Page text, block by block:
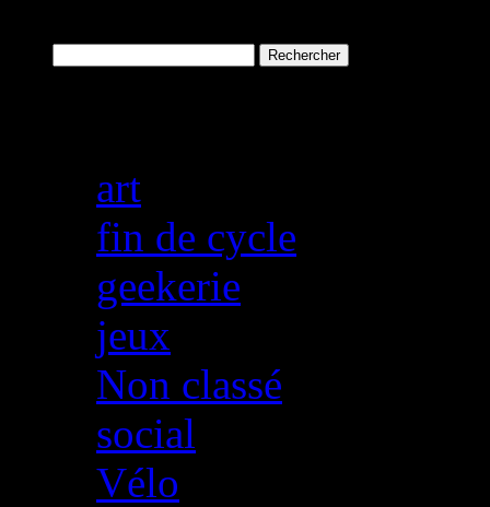
art
fin de cycle
geekerie
jeux
Non classé
social
Vélo